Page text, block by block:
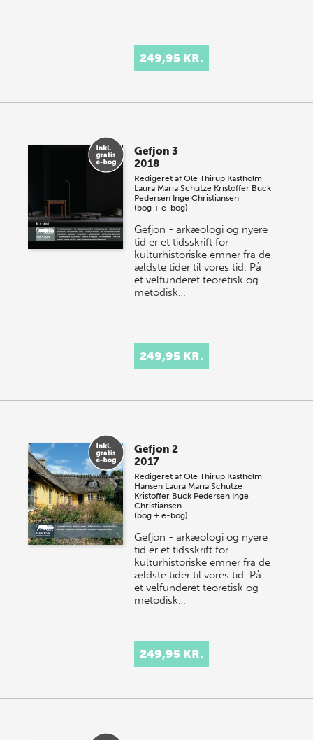
249,95 KR.
Gefjon 3
2018
Redigeret afOle Thirup Kastholm
Laura Maria Schütze Kristoffer Buck
Pedersen Inge Christiansen
(bog + e-bog)
Gefjon - arkæologi og nyere
tid er et tidsskrift for
kulturhistoriske emner fra de
ældste tider til vores tid. På
et velfunderet teoretisk og
metodisk…
249,95 KR.
Gefjon 2
2017
Redigeret afOle Thirup Kastholm
Hansen Laura Maria Schütze
Kristoffer Buck Pedersen Inge
Christiansen
(bog + e-bog)
Gefjon - arkæologi og nyere
tid er et tidsskrift for
kulturhistoriske emner fra de
ældste tider til vores tid. På
et velfunderet teoretisk og
metodisk…
249,95 KR.